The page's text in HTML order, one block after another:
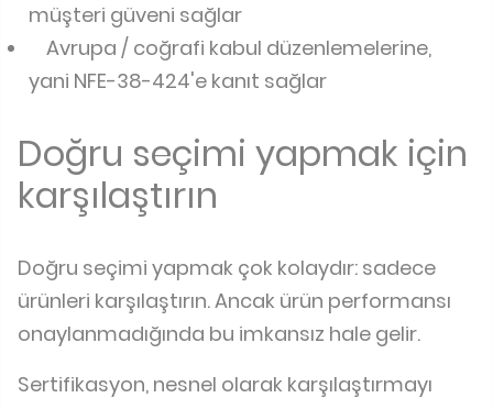
müşteri güveni sağlar
Avrupa / coğrafi kabul düzenlemelerine,
yani NFE-38-424'e kanıt sağlar
Doğru seçimi yapmak için
karşılaştırın
Doğru seçimi yapmak çok kolaydır: sadece
ürünleri karşılaştırın. Ancak ürün performansı
onaylanmadığında bu imkansız hale gelir.
Sertifikasyon, nesnel olarak karşılaştırmayı